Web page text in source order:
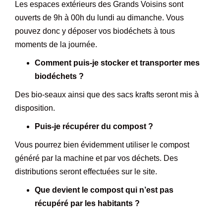
Les espaces extérieurs des Grands Voisins sont
ouverts de 9h à 00h du lundi au dimanche. Vous
pouvez donc y déposer vos biodéchets à tous
moments de la journée.
Comment puis-je stocker et transporter mes
biodéchets ?
Des bio-seaux ainsi que des sacs krafts seront mis à
disposition.
Puis-je récupérer du compost ?
Vous pourrez bien évidemment utiliser le compost
généré par la machine et par vos déchets. Des
distributions seront effectuées sur le site.
Que devient le compost qui n’est pas
récupéré par les habitants ?